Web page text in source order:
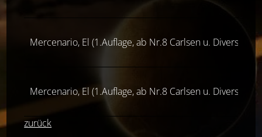
Mercenario, El (1.Auflage, ab Nr.8 Carlsen u. Diverse
Mercenario, El (1.Auflage, ab Nr.8 Carlsen u. Diverse
zurück